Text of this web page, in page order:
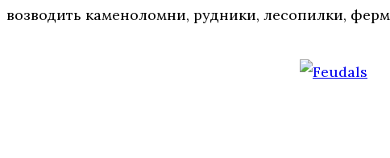
возводить каменоломни, рудники, лесопилки,